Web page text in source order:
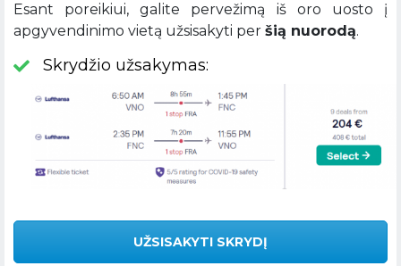
Esant poreikiui, galite pervežimą iš oro uosto į
apgyvendinimo vietą užsisakyti per šią nuorodą.
Skrydžio užsakymas:
UŽSISAKYTI SKRYDĮ